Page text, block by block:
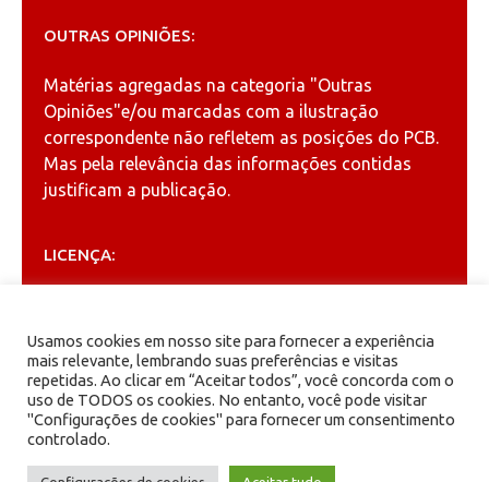
OUTRAS OPINIÕES:
Matérias agregadas na categoria "Outras
Opiniões"e/ou marcadas com a ilustração
correspondente não refletem as posições do PCB.
Mas pela relevância das informações contidas
justificam a publicação.
LICENÇA:
Creative Commons
ARQUIVOS
Arquivos
Usamos cookies em nosso site para fornecer a experiência
mais relevante, lembrando suas preferências e visitas
repetidas. Ao clicar em “Aceitar todos”, você concorda com o
uso de TODOS os cookies. No entanto, você pode visitar
"Configurações de cookies" para fornecer um consentimento
controlado.